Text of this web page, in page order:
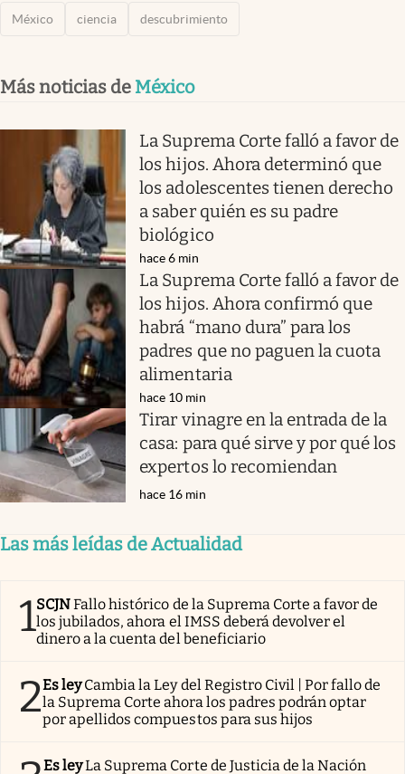
México ciencia descubrimiento
Más noticias de México
La Suprema Corte falló a favor de
los hijos. Ahora determinó que
los adolescentes tienen derecho
a saber quién es su padre
biológico
hace 6 min
La Suprema Corte falló a favor de
los hijos. Ahora confirmó que
habrá “mano dura” para los
padres que no paguen la cuota
alimentaria
hace 10 min
Tirar vinagre en la entrada de la
casa: para qué sirve y por qué los
expertos lo recomiendan
hace 16 min
Las más leídas de Actualidad
1SCJNFallo histórico de la Suprema Corte a favor de
los jubilados, ahora el IMSS deberá devolver el
dinero a la cuenta del beneficiario
2Es ley Cambia la Ley del Registro Civil | Por fallo de
la Suprema Corte ahora los padres podrán optar
por apellidos compuestos para sus hijos
Es leyLa Suprema Corte de Justicia de la Nación